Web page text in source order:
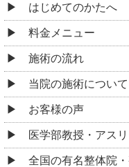
はじめてのかたへ
料金メニュー
施術の流れ
当院の施術について
お客様の声
医学部教授・アス
全国の有名整体院